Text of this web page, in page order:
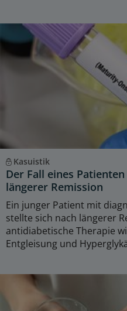
Kasuistik
Der Fall eines
längerer Remission
Ein junger Patient mit
stellte sich nach längerer
antidiabetische Therapie
Entgleisung und